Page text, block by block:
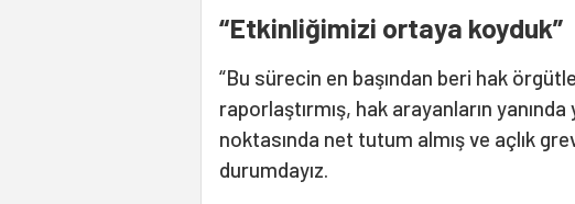
“Etkinliğimizi ortaya koyduk”
“Bu sürecin en başından beri hak
raporlaştırmış, hak arayanların yanında
noktasında net tutum almış ve açlık
durumdayız.